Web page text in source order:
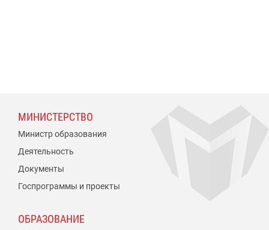
МИНИСТЕРСТВО
Министр образования
Деятельность
Документы
Госпрограммы и проекты
ОБРАЗОВАНИЕ